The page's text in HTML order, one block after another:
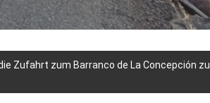
Zufahrt zum Barranco de La Concepción zu